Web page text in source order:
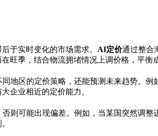
于实时变化的市场需求。 AI定价通过整合
旺季，结合物流拥堵情况上调价格，平衡
地区的定价策略，还能预测未来趋势。
企业相近的定价能力。
则可能出现偏差。例如，当某国突然调